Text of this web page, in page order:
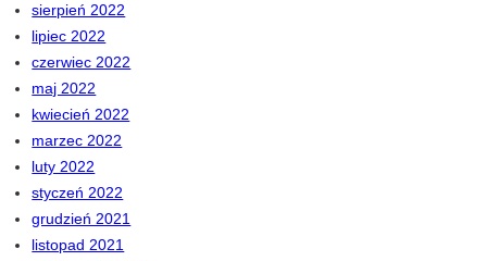
sierpień 2022
lipiec 2022
czerwiec 2022
maj 2022
kwiecień 2022
marzec 2022
luty 2022
styczeń 2022
grudzień 2021
listopad 2021